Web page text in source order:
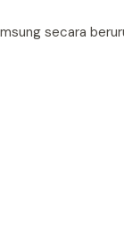
secara